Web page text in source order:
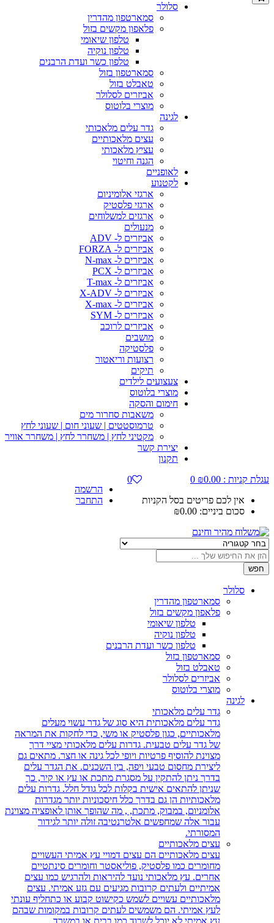
סלולר
סמארטפון מהדרין
פלאפון מקשים בזול
טלפון שיאומי
טלפון נוקיה
טלפון כשר ועדת הרבנים
סמארטפון בזול
טאבלט בזול
אביזרים לסלולר
מוצרי בלוטוס
לגינה
גדר עלים מלאכותי
עצים מלאכותיים
עציץ מלאכותי
הגנה וחיטוי
לאופניים
לקטנוע
ארגזי אלומיניום
ארגזי פלסטיק
ארגזים למשלוחים
מנעולים
אביזרים ל- ADV
אביזרים ל- FORZA
אביזרים ל- N-max
אביזרים ל- PCX
אביזרים ל- T-max
אביזרים ל- X-ADV
אביזרים ל- X-max
אביזרים ל- SYM
אביזרים לרוכב
מושבים
פלסטיקה
רצועות וריאטור
תיקים
צעצועים לילדים
מוצרי בלוטוס
חימום והסקה
משאבות סחרור מים
טרמוסטטים | שעוני חום | שעוני לחץ
מקטיני לחץ | משחרר לחץ | משחרר אוויר
יצירת קשר
תקנון
עגלת קניות :
₪0.00
0
אין לכם פריטים בסל הקניות
סכום ביניים:
₪0.00
0
הרשמה
התחבר
חפש
סלולר
סמארטפון מהדרין
פלאפון מקשים בזול
טלפון שיאומי
טלפון נוקיה
טלפון כשר ועדת הרבנים
סמארטפון בזול
טאבלט בזול
אביזרים לסלולר
מוצרי בלוטוס
לגינה
גדר עלים מלאכותי
גדר עלים מלאכותית היא סוג של גדר עשוי מעלים
מלאכותיים, כגון פלסטיק או משי, כדי לחקות את המראה
של גדר עלים טבעית. גדרות עלים מלאכותי מציי דרך
מצוינת להוסיף פרטיות ויופי לכל גינה או חצר. מתאים גם
ליצירת מחסום טבעי ויפה, בין השכנים. את הגדר עלים
בדרך ניתן להתקין על מסגרת מתכת או עץ או קיר, כך
שניתן להתאים אישית בקלות לכל גודל חלל. גדרות עלים
מלאכותיות הן גם בדרך כלל חיסכוניות יותר מגדרות
אלומניום, במבוק, מתכת, , מה שהופך אותן לאופציה מצוינת
עבור אלה שמחפשים אלטרנטיבה זולה יותר לגידור
המסורתי.
עצים מלאכותיים
עצים מלאכותיים הם עצים דמויי עץ אמיתי העשויים
מחומרים כמו פלסטיק, פוליאסטר וחומרים סינתטיים
אחרים. עץ מלאכותי נועד להיראות ולהרגיש כמו עצים
אמיתיים ולעתים קרובות מגיעים עם גזע אמיתי. עצים
מלאכותיים עשויים לשמש כקישוט קבוע או כתחליף עונתי
לעץ אמיתי. הם משמשים לעתים קרובות במקומות שבהם
עץ אמיתי לא יוכל לשרוד כמו בבית או במשרד.